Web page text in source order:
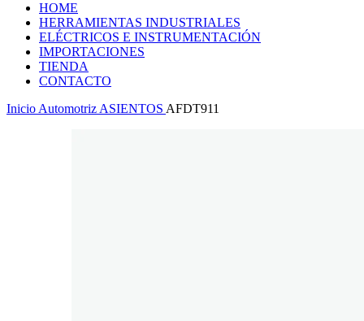
HOME
HERRAMIENTAS INDUSTRIALES
ELÉCTRICOS E INSTRUMENTACIÓN
IMPORTACIONES
TIENDA
CONTACTO
Inicio Automotriz ASIENTOS AFDT911